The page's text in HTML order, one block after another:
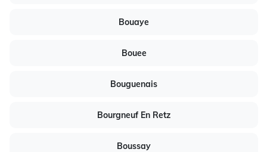
Bouaye
Bouee
Bouguenais
Bourgneuf En Retz
Boussay